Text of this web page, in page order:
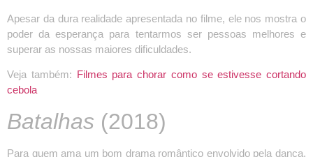
Apesar da dura realidade apresentada no filme, ele nos mostra o
poder da esperança para tentarmos ser pessoas melhores e
superar as nossas maiores dificuldades.
Veja também: Filmes para chorar como se estivesse cortando
cebola
Batalhas (2018)
Para quem ama um bom drama romântico envolvido pela dança,